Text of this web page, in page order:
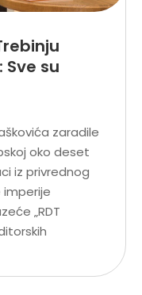
su
zaradile
oko deset
iz privrednog
„RDT